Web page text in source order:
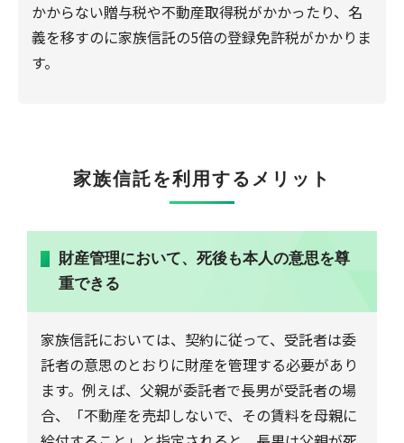
かからない贈与税や不動産取得税がかかったり、名
義を移すのに家族信託の5倍の登録免許税がかかりま
す。
家族信託を利用するメリット
財産管理において、死後も本人の意思を尊
重できる
家族信託においては、契約に従って、受託者は委
託者の意思のとおりに財産を管理する必要があり
ます。例えば、父親が委託者で長男が受託者の場
合、「不動産を売却しないで、その賃料を母親に